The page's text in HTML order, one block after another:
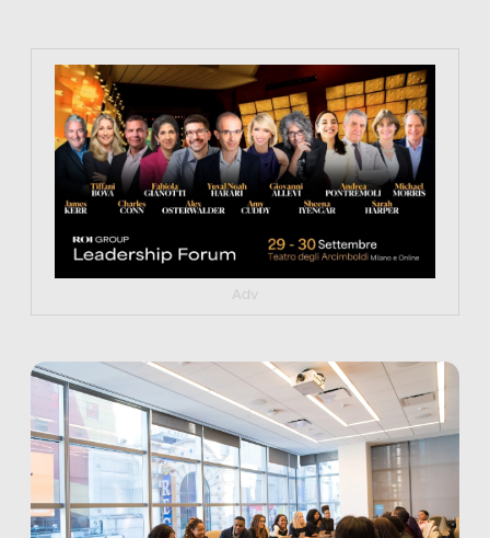
https://tinyurl.com/363fvfm9
Adv